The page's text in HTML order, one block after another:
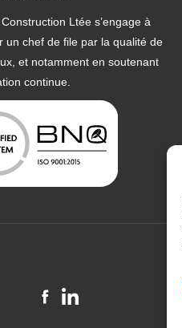
Ltée s’engage à
un chef de file par la qualité de
et notamment en soutenant
continue.